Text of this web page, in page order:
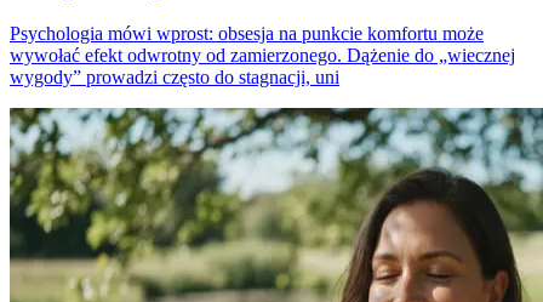
Psychologia mówi wprost: obsesja na punkcie komfortu może
wywołać efekt odwrotny od zamierzonego. Dążenie do „wiecznej
wygody” prowadzi często do stagnacji, uni